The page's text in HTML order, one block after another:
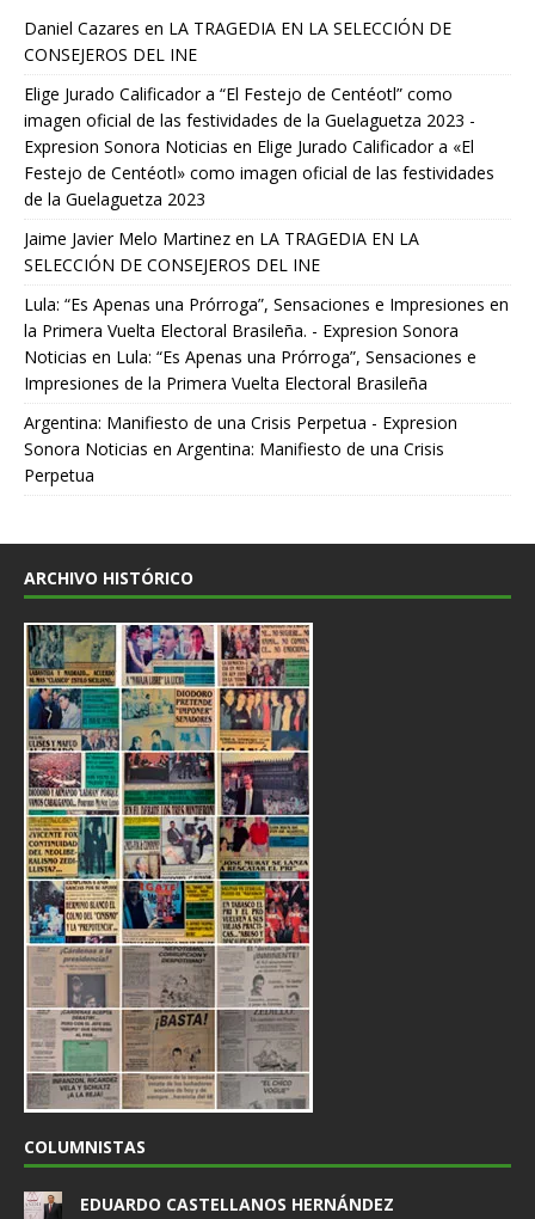
Daniel Cazares en LA TRAGEDIA EN LA SELECCIÓN DE
CONSEJEROS DEL INE
Elige Jurado Calificador a “El Festejo de Centéotl” como
imagen oficial de las festividades de la Guelaguetza 2023 -
Expresion Sonora Noticias en Elige Jurado Calificador a «El
Festejo de Centéotl» como imagen oficial de las festividades
de la Guelaguetza 2023
Jaime Javier Melo Martinez en LA TRAGEDIA EN LA
SELECCIÓN DE CONSEJEROS DEL INE
Lula: “Es Apenas una Prórroga”, Sensaciones e Impresiones en
la Primera Vuelta Electoral Brasileña. - Expresion Sonora
Noticias en Lula: “Es Apenas una Prórroga”, Sensaciones e
Impresiones de la Primera Vuelta Electoral Brasileña
Argentina: Manifiesto de una Crisis Perpetua - Expresion
Sonora Noticias en Argentina: Manifiesto de una Crisis
Perpetua
ARCHIVO HISTÓRICO
COLUMNISTAS
EDUARDO CASTELLANOS HERNÁNDEZ